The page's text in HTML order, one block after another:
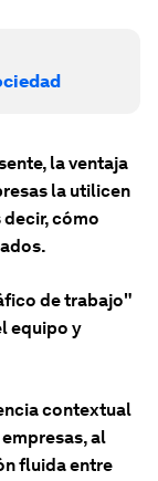
la ventaja
la utilicen
cómo
de trabajo"
equipo y
contextual
al
fluida entre